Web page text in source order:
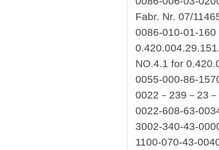
Fabr. Nr. 07/
0086-010-01-160
NO.4.1 for
0055-000-86-
0022－239－23
0022-608-63-
3002-340-43-
1100-070-43-